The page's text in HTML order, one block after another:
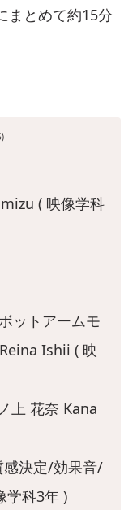
まとめて約15分
( 映像学科
ットアームモ
Ishii ( 映
上 花奈 Kana
決定/効果音/
学科3年 )